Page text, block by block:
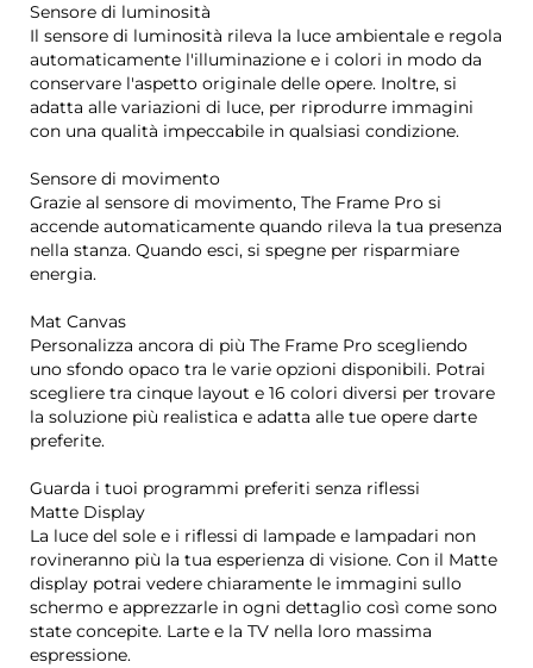
Sensore di luminosità
Il sensore di luminosità rileva la luce ambientale e regola
automaticamente l'illuminazione e i colori in modo da
conservare l'aspetto originale delle opere. Inoltre, si
adatta alle variazioni di luce, per riprodurre immagini
con una qualità impeccabile in qualsiasi condizione.
Sensore di movimento
Grazie al sensore di movimento, The Frame Pro si
accende automaticamente quando rileva la tua presenza
nella stanza. Quando esci, si spegne per risparmiare
energia.
Mat Canvas
Personalizza ancora di più The Frame Pro scegliendo
uno sfondo opaco tra le varie opzioni disponibili. Potrai
scegliere tra cinque layout e 16 colori diversi per trovare
la soluzione più realistica e adatta alle tue opere darte
preferite.
Guarda i tuoi programmi preferiti senza riflessi
Matte Display
La luce del sole e i riflessi di lampade e lampadari non
rovineranno più la tua esperienza di visione. Con il Matte
display potrai vedere chiaramente le immagini sullo
schermo e apprezzarle in ogni dettaglio così come sono
state concepite. Larte e la TV nella loro massima
espressione.